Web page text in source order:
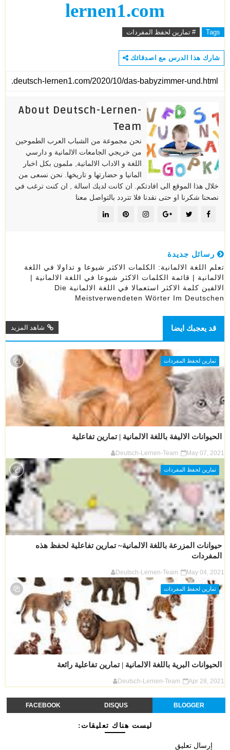
lernen1.com
Tags # تمارين لحفظ المفردات
شارك هذا الدرس مع اصدقائك
About Deutsch-Lernen-
Team
نحن مجموعة من الشباب العرب الطموحين
من خريجي الجامعات الالمانية و دارسي
اللغة و الاداب الالمانية, ملمون بكل اخبار
المانيا و حضارتها و تاريخها. نحن نسعى من
خلال هذا الموقع الى افادتكم. ان كانت لديك اسالة , ان كنت ترغب في
نصحنا شكرنا او حتى نقدنا فلا تتردد بالتواصل معنا
رسائل جديدة
تعلم اللغة الالمانية: الكلمات الاكثر شيوعا و تداولا في اللغة
الالمانية | قائمة الكلمات الاكثر شيوعا في اللغة الالمانية |
الالفين كلمة الاكثر استعمالا في اللغة الالمانية Die
Meistverwendeten Wörter Im Deutschen
قد يعجبك ايضا شاهد المزيد
تمارين لحفظ المفردات
الحيوانات الاليفة باللغة الالمانية | تمارين تفاعلية
Deutsch-Lernen-Team May 07, 2021
تمارين لحفظ المفردات
حيوانات المزرعة باللغة الالمانية~ تمارين تفاعلية لحفظ هذه
المفردات
Deutsch-Lernen-Team May 04, 2021
تمارين لحفظ المفردات
الحيوانات البرية باللغة الالمانية | تمارين تفاعلية رائعة
Deutsch-Lernen-Team Apr 28, 2021
BLOGGER
DISQUS
FACEBOOK
ليست هناك تعليقات:
إرسال تعليق